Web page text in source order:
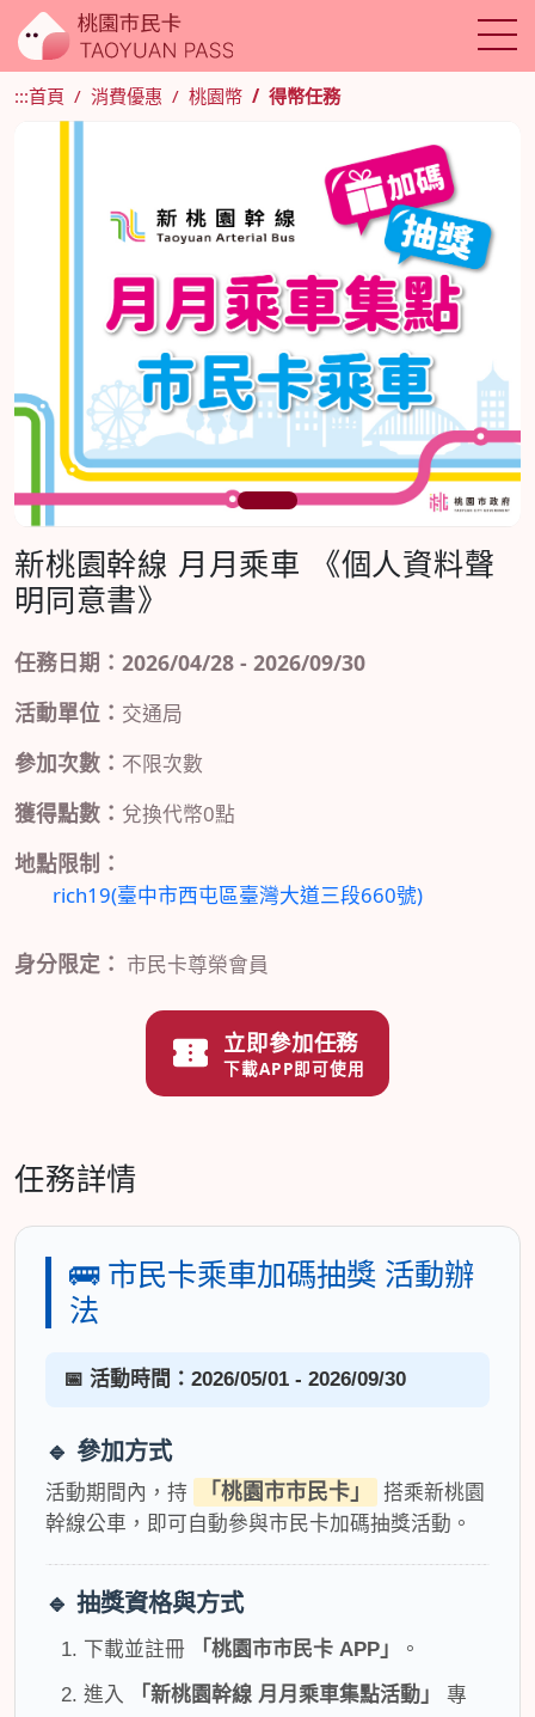
:::首頁 消費優惠 桃園幣 得幣任務
1
新桃園幹線 月月乘車 《個人資料聲
明同意書》
任務日期：2026/04/28 - 2026/09/30
活動單位： 交通局
參加次數： 不限次數
獲得點數： 兌換代幣0點
地點限制：
rich19(臺中市西屯區臺灣大道三段660號)
身分限定： 市民卡尊榮會員
立即參加任務
下載APP即可使用
任務詳情
🚌 市民卡乘車加碼抽獎 活動辦
法
📅 活動時間：2026/05/01 - 2026/09/30
🔹 參加方式
活動期間內，持 「桃園市市民卡」
搭乘新桃園
幹線公車，即可自動參與市民卡加碼抽獎活動。
🔹 抽獎資格與方式
下載並註冊 「桃園市市民卡 APP」
。
進入
「新桃園幹線 月月乘車集點活動」
專